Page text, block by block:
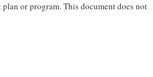
or program. This document does not